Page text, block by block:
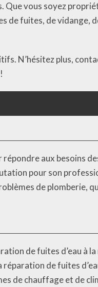
Que vous soyez
de fuites, de vidange,
N’hésitez plus,
aux besoins
pour son
de plomberie,
de fuites d’eau à la
de fuites
de chauffage et de